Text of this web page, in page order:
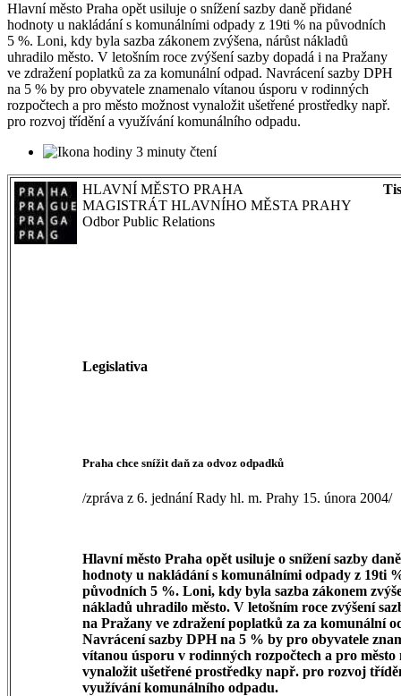
Hlavní město Praha opět usiluje o snížení sazby daně přidané
hodnoty u nakládání s komunálními odpady z 19ti % na původních
5 %. Loni, kdy byla sazba zákonem zvýšena, nárůst nákladů
uhradilo město. V letošním roce zvýšení sazby dopadá i na Pražany
ve zdražení poplatků za za komunální odpad. Navrácení sazby DPH
na 5 % by pro obyvatele znamenalo vítanou úsporu v rodinných
rozpočtech a pro město možnost vynaložit ušetřené prostředky např.
pro rozvoj třídění a využívání komunálního odpadu.
3 minuty čtení
HLAVNÍ MĚSTO PRAHA
MAGISTRÁT HLAVNÍHO MĚSTA PRAHY
Odbor Public Relations
Legislativa
Praha chce snížit daň za odvoz odpadků
/zpráva z 6. jednání Rady hl. m. Prahy 15. února 2004/
Hlavní město Praha opět usiluje o snížení sazby
hodnoty u nakládání s komunálními odpady z 19ti
původních 5 %. Loni, kdy byla sazba zákonem
nákladů uhradilo město. V letošním roce zvýšení
na Pražany ve zdražení poplatků za za komunální
Navrácení sazby DPH na 5 % by pro obyvatele
vítanou úsporu v rodinných rozpočtech a pro město
vynaložit ušetřené prostředky např. pro rozvoj
využívání komunálního odpadu.